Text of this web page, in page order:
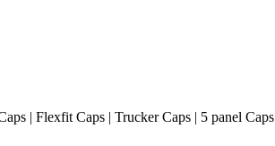
| Flexfit Caps | Trucker Caps | 5 panel Caps